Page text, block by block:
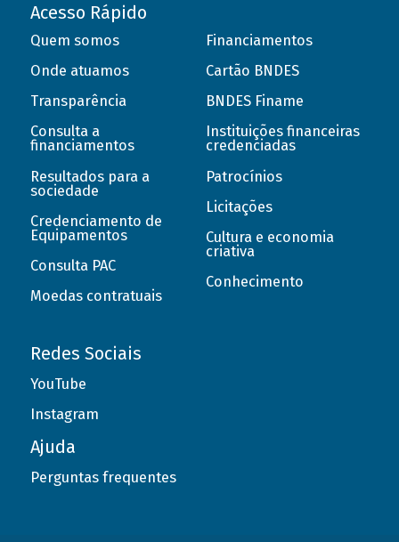
Acesso Rápido
Quem somos
Onde atuamos
Transparência
Consulta a
financiamentos
Resultados para a
sociedade
Credenciamento de
Equipamentos
Consulta PAC
Moedas contratuais
Financiamentos
Cartão BNDES
BNDES Finame
Instituições financeiras
credenciadas
Patrocínios
Licitações
Cultura e economia
criativa
Conhecimento
Redes Sociais
YouTube
Instagram
Ajuda
Perguntas frequentes